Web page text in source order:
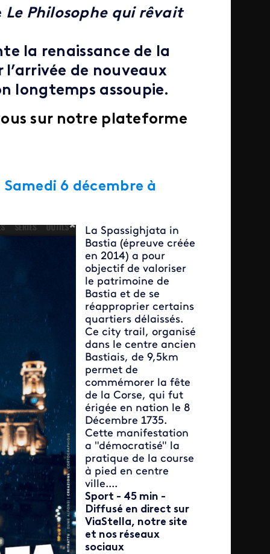
Le Philosophe qui rêvait
la renaissance de la
de nouveaux
longtemps assoupie.
sur notre plateforme
6 décembre à
La Spassighjata in
Bastia (épreuve créée
en 2014) a pour
objectif de valoriser
le patrimoine de
Bastia et de se
réapproprier certains
quartiers délaissés.
Ce city trail, organisé
dans le centre ancien
Bastiais, de 9,5km
permet de
commémorer la fête
de la Corse, qui fut
érigée en nation le 8
Décembre 1735.
Cette manifestation
a "démocratisé" la
pratique de la course
à pied en centre
ville....
Sport - 45 min -
Diffusé en direct sur
ViaStella, notre site
et nos réseaux
sociaux